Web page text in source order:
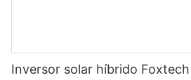
Inversor solar híbrido